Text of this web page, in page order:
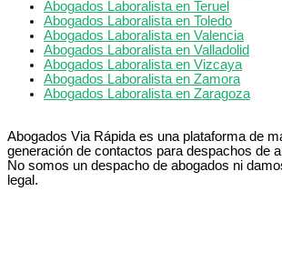
Abogados Laboralista en Teruel
Abogados Laboralista en Toledo
Abogados Laboralista en Valencia
Abogados Laboralista en Valladolid
Abogados Laboralista en Vizcaya
Abogados Laboralista en Zamora
Abogados Laboralista en Zaragoza
Abogados Via Rápida es una plataforma de
generación de contactos para despachos de
No somos un despacho de abogados ni
legal.